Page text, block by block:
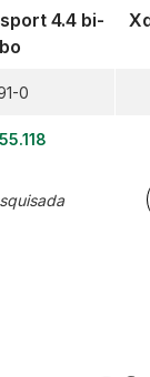
4.4 bi-
0